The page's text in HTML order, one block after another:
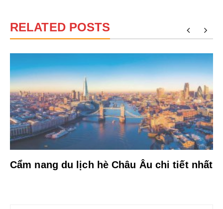
RELATED POSTS
Cẩm nang du lịch hè Châu Âu chi tiết nhất